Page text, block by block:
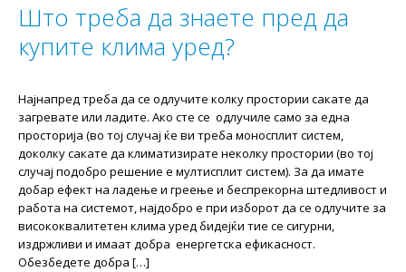
Штo треба да знаете пред да
купите клима уред?
Најнапред треба да се одлучите колку простории сакате да
загревате или ладите. Ако сте се одлучиле само за една
просторија (во тој случај ќе ви треба моносплит систем,
доколку сакате да климатизирате неколку простории (во тој
случај подобро решение е мултисплит систем). За да имате
добар ефект на ладење и греење и беспрекорна штедливост и
работа на системот, најдобро е при изборот да се одлучите за
висококвалитетен клима уред бидејќи тие се сигурни,
издржливи и имаат добра енергетска ефикасност.
Обезбедете добра […]